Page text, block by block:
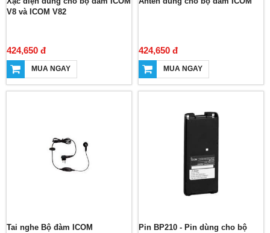
V8 và ICOM V82
424,650 đ
MUA NGAY
424,650 đ
MUA NGAY
Tai nghe Bộ đàm ICOM
Pin BP210 - Pin dùng cho bộ